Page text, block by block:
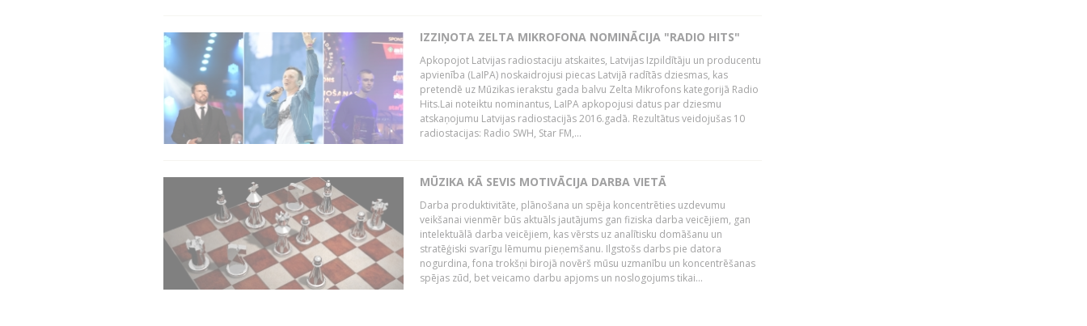
IZZIŅOTA ZELTA MIKROFONA NOMINĀCIJA "RADIO HITS"
Apkopojot Latvijas radiostaciju atskaites, Latvijas Izpildītāju un producentu
apvienība (LaIPA) noskaidrojusi piecas Latvijā radītās dziesmas, kas
pretendē uz Mūzikas ierakstu gada balvu Zelta Mikrofons kategorijā Radio
Hits.Lai noteiktu nominantus, LaIPA apkopojusi datus par dziesmu
atskaņojumu Latvijas radiostacijās 2016.gadā. Rezultātus veidojušas 10
radiostacijas: Radio SWH, Star FM,...
MŪZIKA KĀ SEVIS MOTIVĀCIJA DARBA VIETĀ
Darba produktivitāte, plānošana un spēja koncentrēties uzdevumu
veikšanai vienmēr būs aktuāls jautājums gan fiziska darba veicējiem, gan
intelektuālā darba veicējiem, kas vērsts uz analītisku domāšanu un
stratēģiski svarīgu lēmumu pieņemšanu. Ilgstošs darbs pie datora
nogurdina, fona trokšņi birojā novērš mūsu uzmanību un koncentrēšanas
spējas zūd, bet veicamo darbu apjoms un noslogojums tikai...